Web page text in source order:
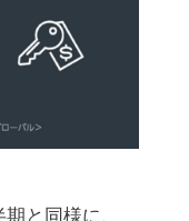
と同様に、